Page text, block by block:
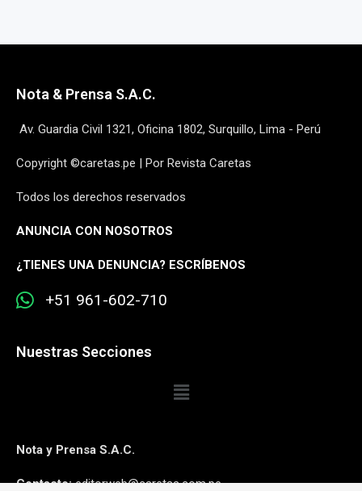
Nota & Prensa S.A.C.
Av. Guardia Civil 1321, Oficina 1802, Surquillo, Lima - Perú
Copyright ©caretas.pe | Por Revista Caretas
Todos los derechos reservados
ANUNCIA CON NOSOTROS
¿TIENES UNA DENUNCIA? ESCRÍBENOS
+51 961-602-710
Nuestras Secciones
Nota y Prensa S.A.C.
Contacto:editorweb@caretas.com.pe